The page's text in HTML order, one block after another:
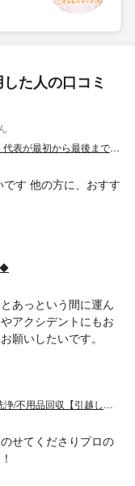
た人の口コミ
「任せてよかった」を大切に｜長距離引越しOK｜代表が最初から最後まで責任対応
す 他の方に、おすす
◆
あっという間に運ん
アクシデントにもお
願いしたいです。
直近依頼歓迎!家電取付け無料!同時に洗濯機分解洗浄/不用品回収【引越しスクエア】
せてくださりプロの